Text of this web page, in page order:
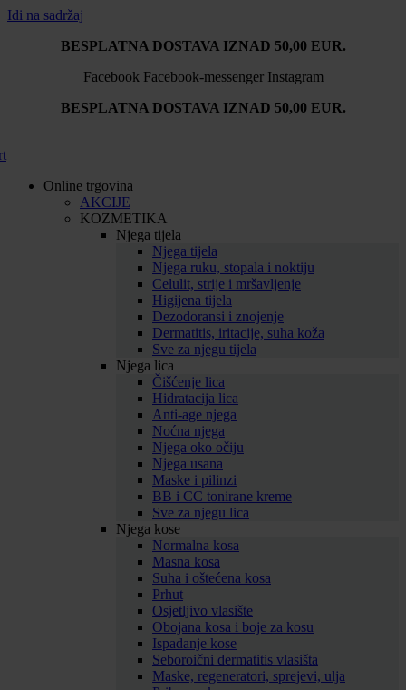
Idi na sadržaj
BESPLATNA DOSTAVA IZNAD 50,00 EUR.
Facebook Facebook-messenger Instagram
BESPLATNA DOSTAVA IZNAD 50,00 EUR.
Online trgovina
AKCIJE
KOZMETIKA
Njega tijela
Njega tijela
Njega ruku, stopala i noktiju
Celulit, strije i mršavljenje
Higijena tijela
Dezodoransi i znojenje
Dermatitis, iritacije, suha koža
Sve za njegu tijela
Njega lica
Čišćenje lica
Hidratacija lica
Anti-age njega
Noćna njega
Njega oko očiju
Njega usana
Maske i pilinzi
BB i CC tonirane kreme
Sve za njegu lica
Njega kose
Normalna kosa
Masna kosa
Suha i oštećena kosa
Prhut
Osjetljivo vlasište
Obojana kosa i boje za kosu
Ispadanje kose
Seboroični dermatitis vlasišta
Maske, regeneratori, sprejevi, ulja